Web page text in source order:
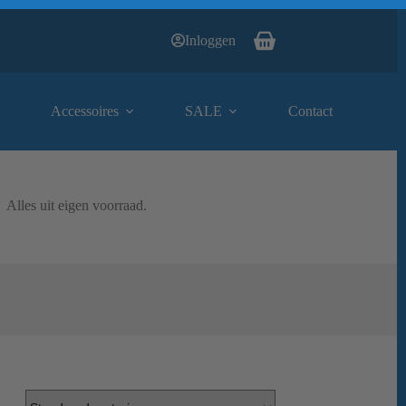
Inloggen Winkelwagen
Accessoires SALE Contact
Alles uit eigen voorraad.